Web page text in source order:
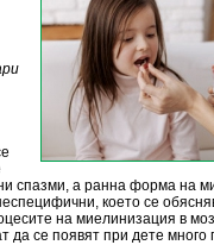
спазми, а ранна форма на
което се
на миелинизация в
да се появят при дете